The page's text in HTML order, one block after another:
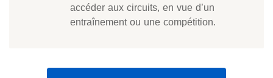
accéder aux circuits, en vue d’un
entraînement ou une compétition.